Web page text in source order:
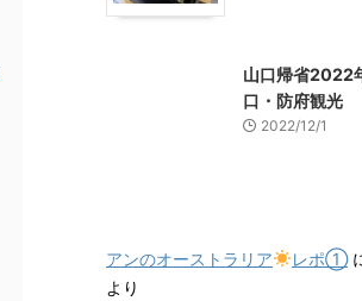
山口帰省
口・防府観光
2022/12/1
アンのオーストラリア レポ①
より